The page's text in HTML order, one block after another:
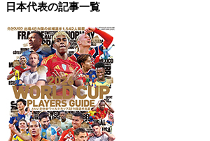
日本代表の記事一覧